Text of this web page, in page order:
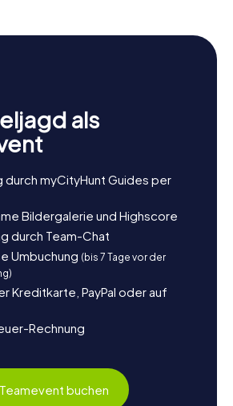
der Stadt weiter zu erkunden.
rund um Mainbernheim lädt zu
ein. Besucht den Gasthof
Tag mit einem leckeren fränkischen
also verpasst nicht die Gelegenheit,
lokalen Wein zu probieren. Egal ob
Kultur oder Kulinarik interessiert,
zu einem unvergesslichen
als
durch myCityHunt Guides per
Bildergalerie und Highscore
durch Team-Chat
Umbuchung (bis 7 Tage vor der
Kreditkarte, PayPal oder auf
Rechnung
Teamevent buchen